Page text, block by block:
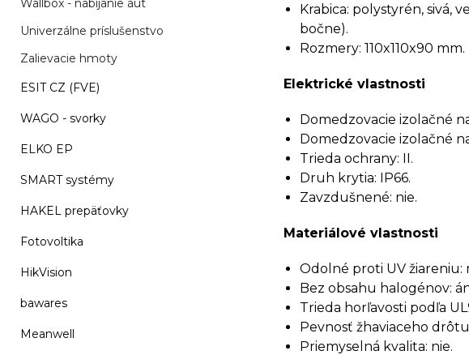
Wallbox - nabíjanie áut
Univerzálne príslušenstvo
Zalievacie hmoty
ESIT CZ (FVE)
WAGO - svorky
ELKO EP
SMART systémy
HAKEL prepäťovky
Fotovoltika
HikVision
bawares
Meanwell
Krabica: polystyrén, sivá,
bočne).
Rozmery: 110x110x90 mm.
Elektrické vlastnosti
Domedzovacie izolačné
Domedzovacie izolačné
Trieda ochrany: II.
Druh krytia: IP66.
Zavzdušnené: nie.
Materiálové vlastnosti
Odolné proti UV žiareniu:
Bez obsahu halogénov:
Trieda horľavosti podľa
Pevnosť žhaviaceho drôtu
Priemyselná kvalita: nie.